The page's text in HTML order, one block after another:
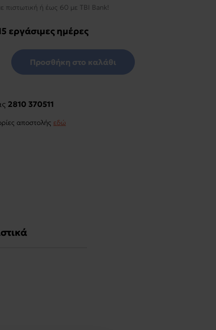
πιστωτική ή έως 60 με TBI Bank!
εργάσιμες ημέρες
Προσθήκη στο καλάθι
2810 370511
αποστολής εδώ